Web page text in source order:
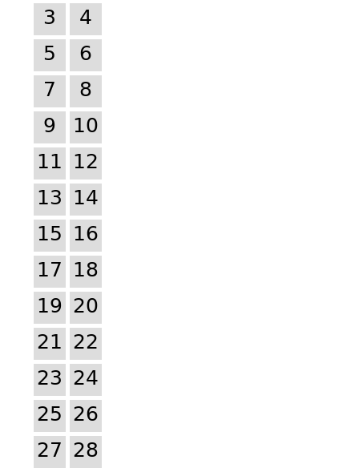
3
4
5
6
7
8
9
10
11 12
13 14
15 16
17 18
19 20
21 22
23 24
25 26
27 28